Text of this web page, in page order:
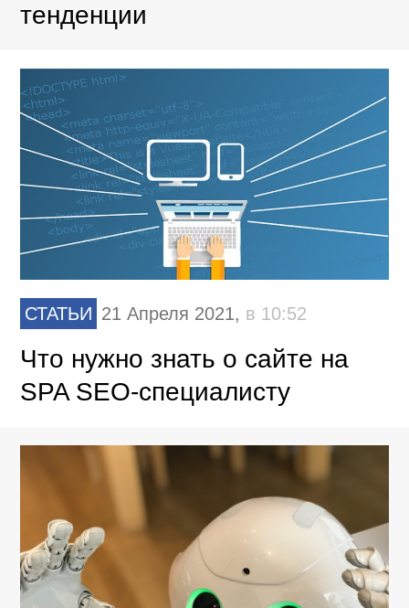
тенденции
СТАТЬИ 21 Апреля 2021, в 10:52
Что нужно знать о сайте на
SPA SEO-специалисту